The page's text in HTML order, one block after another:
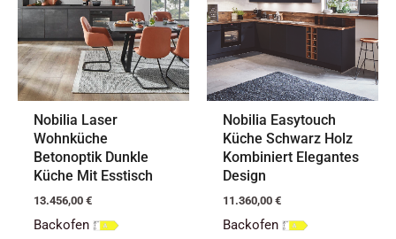
Nobilia Laser
Wohnküche
Betonoptik Dunkle
Küche Mit Esstisch
13.456,00 €
Backofen
Nobilia Easytouch
Küche Schwarz Holz
Kombiniert Elegantes
Design
11.360,00 €
Backofen